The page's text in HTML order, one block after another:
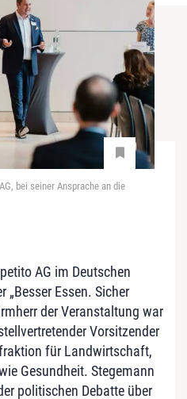
bei seiner Ansprache an die
AG im Deutschen
„Besser Essen. Sicher
der Veranstaltung war
Vorsitzender
für Landwirtschaft,
Gesundheit. Stegemann
politischen Debatte über